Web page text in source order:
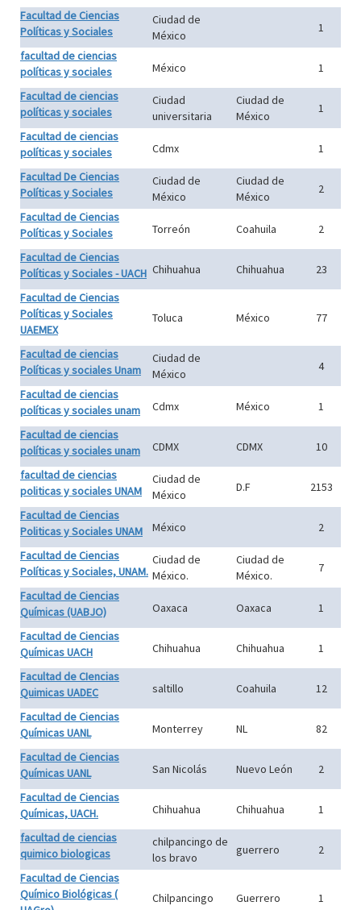
Facultad de Ciencias
Políticas y Sociales
Ciudad de
México
1
facultad de ciencias
políticas y sociales
México
1
Facultad de ciencias
políticas y sociales
Ciudad
universitaria
Ciudad de
México
1
Facultad de ciencias
políticas y sociales
Cdmx
1
Facultad De Ciencias
Políticas y Sociales
Ciudad de
México
Ciudad de
México
2
Facultad de Ciencias
Políticas y Sociales
Torreón Coahuila
2
Facultad de Ciencias
Políticas y Sociales - UACH Chihuahua Chihuahua
23
Facultad de Ciencias
Políticas y Sociales
UAEMEX
Toluca México 77
Facultad de ciencias
Políticas y sociales Unam
Ciudad de
México
4
Facultad de ciencias
políticas y sociales unam
Cdmx México
1
Facultad de ciencias
políticas y sociales unam
CDMX CDMX
10
facultad de ciencias
politicas y sociales UNAM
Ciudad de
México
D.F
2153
Facultad de Ciencias
Politicas y Sociales UNAM
México
2
Facultad de Ciencias
Políticas y Sociales, UNAM.
Ciudad de
México.
Ciudad de
México.
7
Facultad de Ciencias
Químicas (UABJO)
Oaxaca Oaxaca
1
Facultad de Ciencias
Químicas UACH
Chihuahua Chihuahua
1
Facultad de CIencias
Quimicas UADEC
saltillo Coahuila
12
Facultad de Ciencias
Químicas UANL
Monterrey NL
82
Facultad de Ciencias
Químicas UANL
San Nicolás Nuevo León
2
Facultad de Ciencias
Químicas, UACH.
Chihuahua Chihuahua
1
facultad de ciencias
quimico biologicas
chilpancingo de
los bravo
guerrero
2
Facultad de Ciencias
Químico Biológicas (
Chilpancingo Guerrero 1